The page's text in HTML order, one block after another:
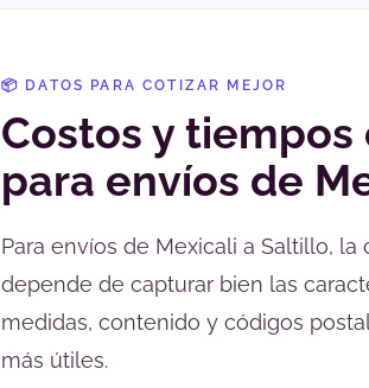
📦 DATOS PARA COTIZAR MEJOR
Costos y
para envíos de
Para envíos de Mexicali a Saltillo,
depende de capturar bien las
medidas, contenido y códigos
más útiles.